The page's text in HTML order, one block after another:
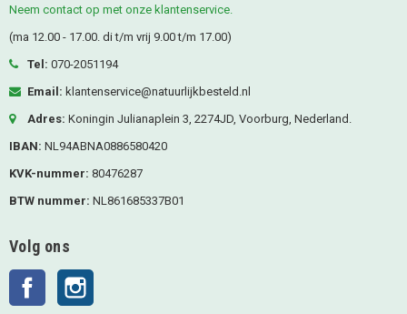
Neem contact op met onze klantenservice.
(ma 12.00 - 17.00. di t/m vrij 9.00 t/m 17.00)
Tel: 070-2051194
Email: klantenservice@natuurlijkbesteld.nl
Adres: Koningin Julianaplein 3, 2274JD, Voorburg, Nederland.
IBAN: NL94ABNA0886580420
KVK-nummer: 80476287
BTW nummer: NL861685337B01
Volg ons
Facebook